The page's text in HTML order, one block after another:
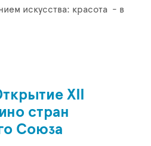
искусства: красота - в
XII
стран
Союза